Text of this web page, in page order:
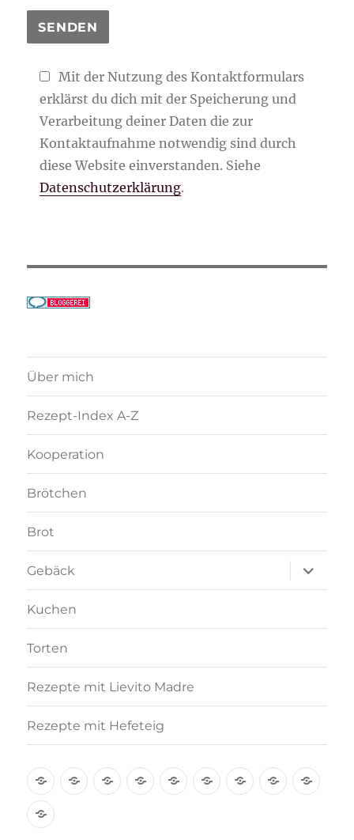
Mit der Nutzung des Kontaktformulars
erklärst du dich mit der Speicherung und
Verarbeitung deiner Daten die zur
Kontaktaufnahme notwendig sind durch
diese Website einverstanden. Siehe
Datenschutzerklärung.
Über mich
Rezept-Index A-Z
Kooperation
Brötchen
Brot
Gebäck
anzeigen
Kuchen
Torten
Rezepte mit Lievito Madre
Rezepte mit Hefeteig
Über Rezept-Kooperation
Brötchen
Brot GebäckKuchenTorten
Rezepte